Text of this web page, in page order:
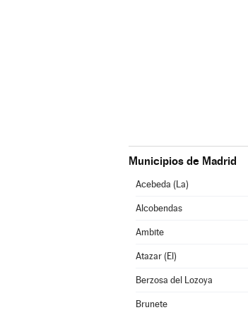
Municipios de Madrid
Acebeda (La)
Alcobendas
Ambite
Atazar (El)
Berzosa del Lozoya
Brunete